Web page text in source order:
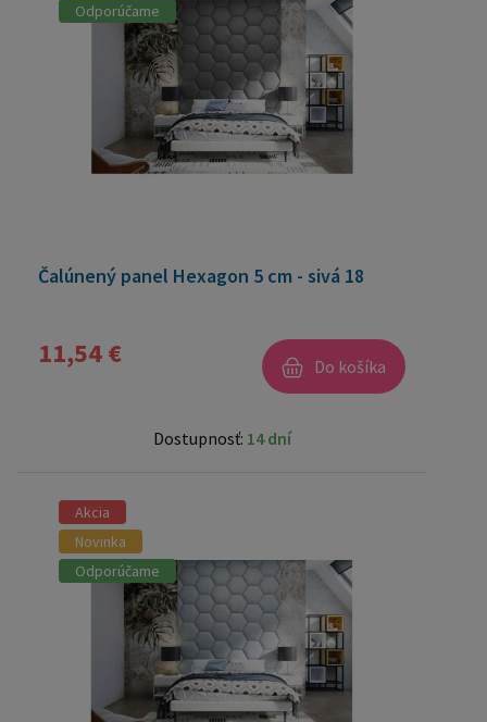
Odporúčame
Čalúnený panel Hexagon 5 cm - sivá 18
11,54 € Do košíka
Dostupnosť: 14 dní
Akcia
Novinka
Odporúčame